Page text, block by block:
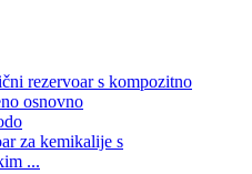
za kemikalije s
...